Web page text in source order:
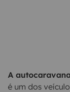
A
é um dos